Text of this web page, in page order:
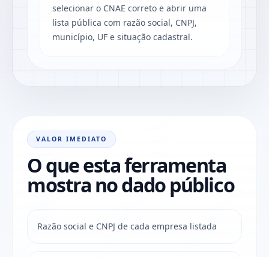
selecionar o CNAE correto e abrir uma
lista pública com razão social, CNPJ,
município, UF e situação cadastral.
VALOR IMEDIATO
O que esta ferramenta
mostra no dado público
Razão social e CNPJ de cada empresa listada